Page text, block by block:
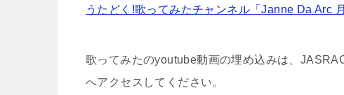
うたどく!歌ってみたチャンネル「Janne Da Arc
歌ってみたのyoutube動画の埋め込みは、
へアクセスしてください。